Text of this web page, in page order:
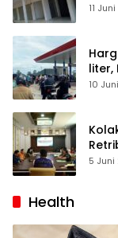
11
liter,
10
5
Health